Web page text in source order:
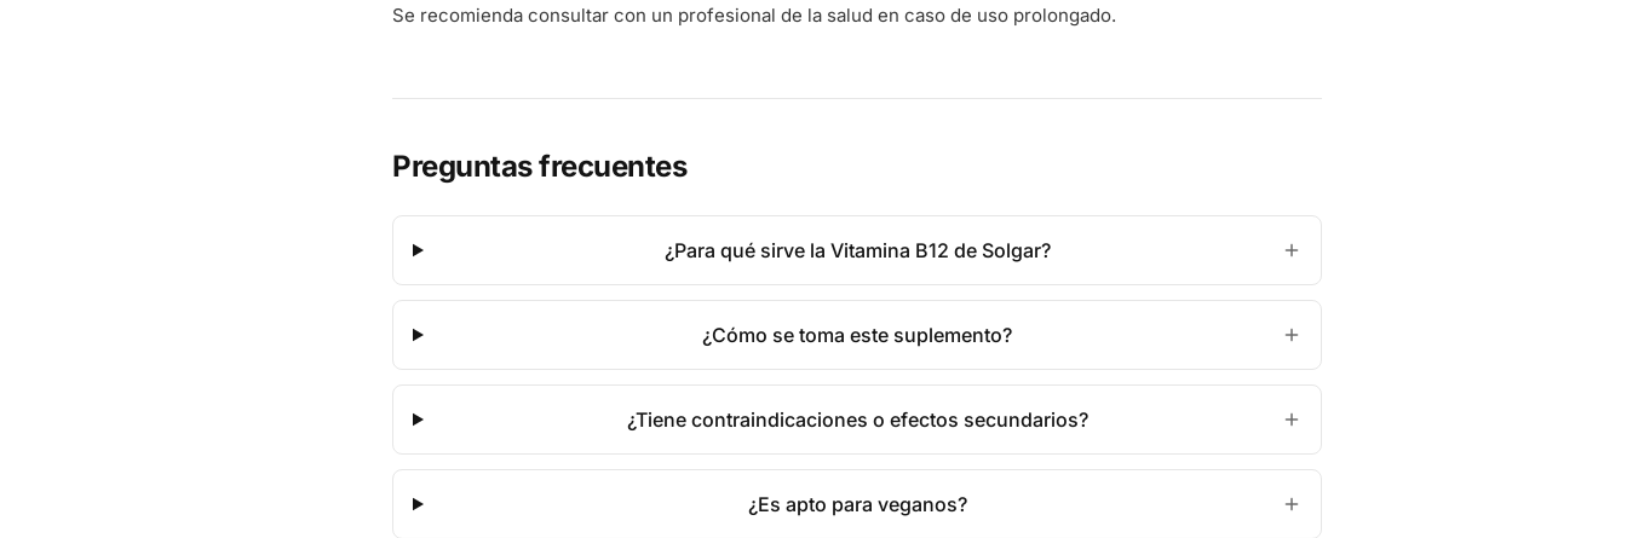
Se recomienda consultar con un profesional de la salud en caso de uso prolongado.
Preguntas frecuentes
¿Para qué sirve la Vitamina B12 de Solgar?
¿Cómo se toma este suplemento?
¿Tiene contraindicaciones o efectos secundarios?
¿Es apto para veganos?